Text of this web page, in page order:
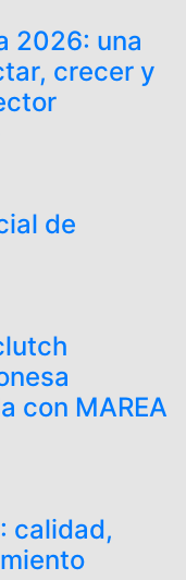
2026: una
crecer y
de
con MAREA
calidad,